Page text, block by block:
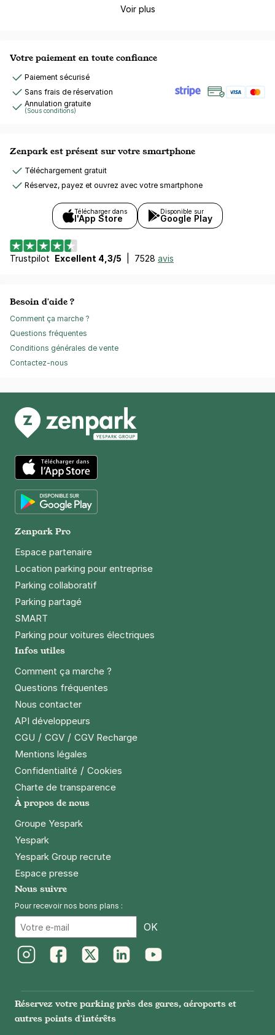
Voir plus
Votre paiement en toute confiance
Paiement sécurisé
Sans frais de réservation
Annulation gratuite
(Sous conditions)
Zenpark est présent sur votre smartphone
Téléchargement gratuit
Réservez, payez et ouvrez avec votre smartphone
Télécharger dans
l'App Store
Disponible sur
Google Play
Trustpilot Excellent 4,3/5 7528 avis
Besoin d'aide ?
Comment ça marche ?
Questions fréquentes
Conditions générales de vente
Contactez-nous
App Store
Zenpark Pro
Espace partenaire
Location parking pour entreprise
Parking collaboratif
Parking partagé
SMART
Parking pour voitures électriques
Infos utiles
Comment ça marche ?
Questions fréquentes
Nous contacter
API développeurs
CGU / CGV / CGV Recharge
Mentions légales
Confidentialité / Cookies
Charte de transparence
À propos de nous
Groupe Yespark
Yespark
Yespark Group recrute
Espace presse
Nous suivre
Pour recevoir nos bons plans :
OK
Réservez votre parking près des gares, aéroports et
autres points d'intérêts